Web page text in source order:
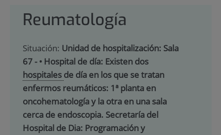
Reumatología
Situación: Unidad de hospitalización: Sala
67 - • Hospital de día: Existen dos
hospitales de día en los que se tratan
enfermos reumáticos: 1ª planta en
oncohematología y la otra en una sala
cerca de endoscopia. Secretaría del
Hospital de Dia: Programación y